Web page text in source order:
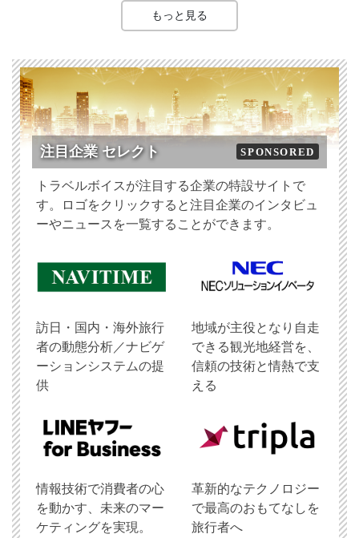
もっと見る
注目企業 セレクト SPONSORED
トラベルボイスが注目する企業の特設サイトで
す。ロゴをクリックすると注目企業のインタビュ
ーやニュースを一覧することができます。
訪日・国内・海外旅行
者の動態分析／ナビゲ
ーションシステムの提
供
地域が主役となり自走
できる観光地経営を、
信頼の技術と情熱で支
える
情報技術で消費者の心
を動かす、未来のマー
ケティングを実現。
革新的なテクノロジー
で最高のおもてなしを
旅行者へ